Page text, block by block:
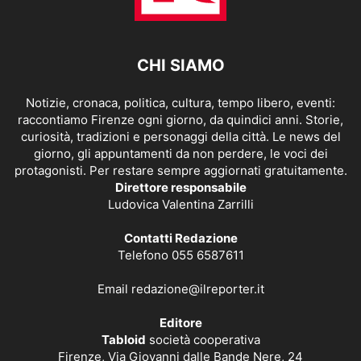
CHI SIAMO
Notizie, cronaca, politica, cultura, tempo libero, eventi:
raccontiamo Firenze ogni giorno, da quindici anni. Storie,
curiosità, tradizioni e personaggi della città. Le news del
giorno, gli appuntamenti da non perdere, le voci dei
protagonisti. Per restare sempre aggiornati gratuitamente.
Direttore responsabile
Ludovica Valentina Zarrilli
Contatti Redazione
Telefono 055 6587611
Email redazione@ilreporter.it
Editore
Tabloid società cooperativa
Firenze, Via Giovanni dalle Bande Nere, 24